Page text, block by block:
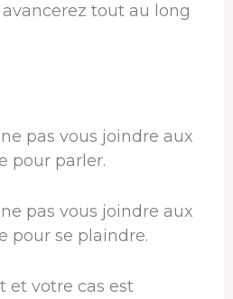
tout au long
pas vous joindre aux
pour parler.
pas vous joindre aux
pour se plaindre.
et votre cas est